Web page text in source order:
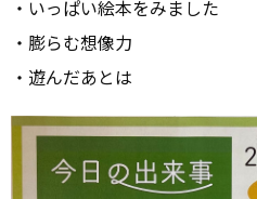
・いっぱい絵本をみました
・膨らむ想像力
・遊んだあとは